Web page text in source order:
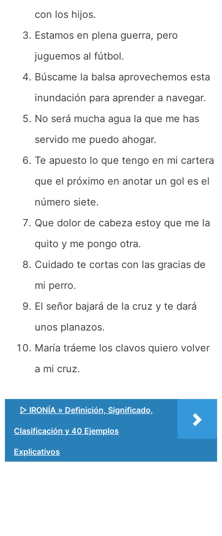
con los hijos.
Estamos en plena guerra, pero
juguemos al fútbol.
Búscame la balsa aprovechemos esta
inundación para aprender a navegar.
No será mucha agua la que me has
servido me puedo ahogar.
Te apuesto lo que tengo en mi cartera
que el próximo en anotar un gol es el
número siete.
Que dolor de cabeza estoy que me la
quito y me pongo otra.
Cuidado te cortas con las gracias de
mi perro.
El señor bajará de la cruz y te dará
unos planazos.
María tráeme los clavos quiero volver
a mi cruz.
▷ IRONÍA » Definición, Significado,
Clasificación y 40 Ejemplos
Explicativos